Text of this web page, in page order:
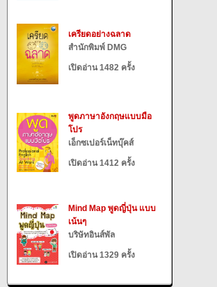
เครียดอย่างฉลาด
สำนักพิมพ์ DMG
เปิดอ่าน 1482 ครั้ง
พูดภาษาอังกฤษแบบมือ
โปร
เอ็กซเปอร์เน็ทบุ๊คส์
เปิดอ่าน 1412 ครั้ง
Mind Map พูดญี่ปุ่น แบบ
เน้นๆ
บริษัทอินส์พัล
เปิดอ่าน 1329 ครั้ง